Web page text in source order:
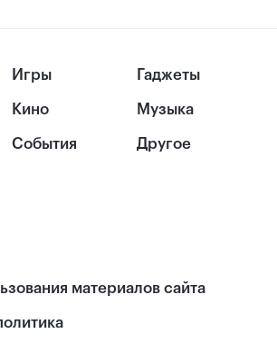
Игры
Кино
События
Гаджеты
Музыка
Другое
материалов сайта